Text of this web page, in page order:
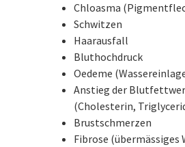
Chloasma
Schwitzen
Haarausfall
Bluthochdruck
Oedeme
Anstieg der
(Cholesterin,
Brustschmerzen
Fibrose (übermässiges